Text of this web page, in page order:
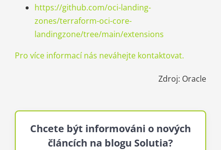
https://github.com/oci-landing-
zones/terraform-oci-core-
landingzone/tree/main/extensions
Pro více informací nás neváhejte kontaktovat.
Zdroj: Oracle
Chcete být informováni o nových
článcích na blogu Solutia?